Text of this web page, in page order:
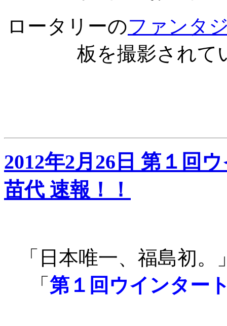
ロータリーのファンタ
板を撮影されて
2012年2月26日 第１回
苗代 速報！！
「日本唯一、福島初
「 第１回ウインター